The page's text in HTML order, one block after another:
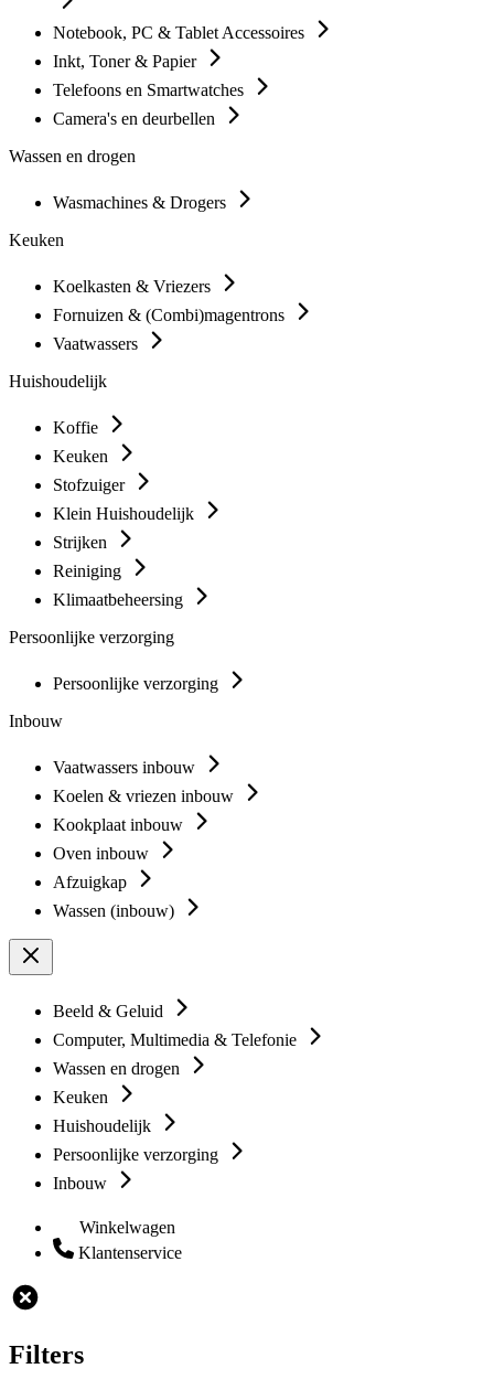
Notebook, PC & Tablet Accessoires
Inkt, Toner & Papier
Telefoons en Smartwatches
Camera's en deurbellen
Wassen en drogen
Wasmachines & Drogers
Keuken
Koelkasten & Vriezers
Fornuizen & (Combi)magentrons
Vaatwassers
Huishoudelijk
Koffie
Keuken
Stofzuiger
Klein Huishoudelijk
Strijken
Reiniging
Klimaatbeheersing
Persoonlijke verzorging
Persoonlijke verzorging
Inbouw
Vaatwassers inbouw
Koelen & vriezen inbouw
Kookplaat inbouw
Oven inbouw
Afzuigkap
Wassen (inbouw)
Beeld & Geluid
Computer, Multimedia & Telefonie
Wassen en drogen
Keuken
Huishoudelijk
Persoonlijke verzorging
Inbouw
Winkelwagen
Klantenservice
Filters